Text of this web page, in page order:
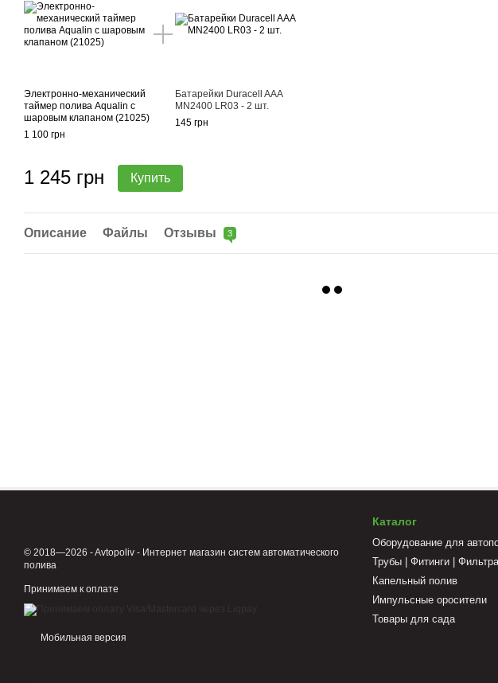
Электронно-механический
таймер полива Aqualin с
шаровым клапаном (21025)
1 100 грн
Батарейки Duracell AAA
MN2400 LR03 - 2 шт.
145 грн
1 245 грн Купить
Описание Файлы Отзывы 3
© 2018—2026 - Avtopoliv - Интернет магазин систем автоматического
полива
Принимаем к оплате
Мобильная версия
Каталог
Оборудование для
Трубы | Фитинги | Фильтра
Капельный полив
Импульсные оросители
Товары для сада